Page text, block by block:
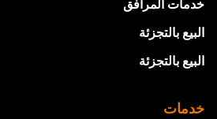
خدمات المرافق
البيع بالتجزئة
البيع بالتجزئة
خدمات